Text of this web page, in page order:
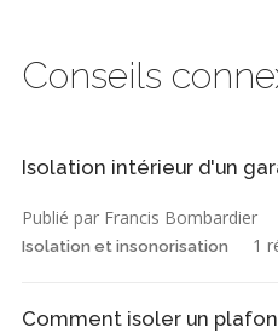
Conseils
Isolation intérieur d'un
Publié par Francis Bombardier
Isolation et insonorisation 1
Comment isoler un